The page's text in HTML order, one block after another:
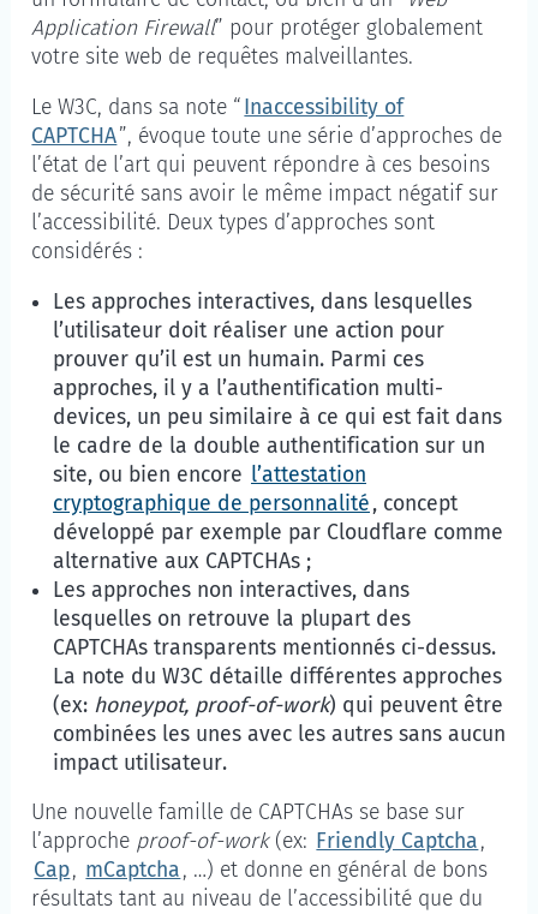
Application Firewall” pour protéger globalement
votre site web de requêtes malveillantes.
Le W3C, dans sa note “ Inaccessibility of
CAPTCHA”, évoque toute une série d’approches de
l’état de l’art qui peuvent répondre à ces besoins
de sécurité sans avoir le même impact négatif sur
l’accessibilité. Deux types d’approches sont
considérés :
Les approches interactives, dans lesquelles
l’utilisateur doit réaliser une action pour
prouver qu’il est un humain. Parmi ces
approches, il y a l’authentification multi-
devices, un peu similaire à ce qui est fait dans
le cadre de la double authentification sur un
site, ou bien encore l’attestation
cryptographique de personnalité, concept
développé par exemple par Cloudflare comme
alternative aux CAPTCHAs ;
Les approches non interactives, dans
lesquelles on retrouve la plupart des
CAPTCHAs transparents mentionnés ci-dessus.
La note du W3C détaille différentes approches
(ex: honeypot, proof-of-work) qui peuvent être
combinées les unes avec les autres sans aucun
impact utilisateur.
Une nouvelle famille de CAPTCHAs se base sur
l’approche proof-of-work(ex: Friendly Captcha,
Cap, mCaptcha, …) et donne en général de bons
résultats tant au niveau de l’accessibilité que du